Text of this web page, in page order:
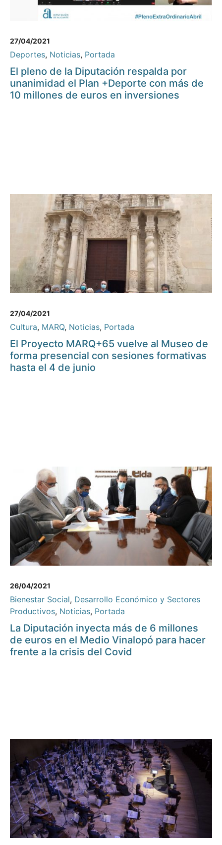
27/04/2021
Deportes, Noticias, Portada
El pleno de la Diputación respalda por
unanimidad el Plan +Deporte con más de
10 millones de euros en inversiones
27/04/2021
Cultura, MARQ, Noticias, Portada
El Proyecto MARQ+65 vuelve al Museo de
forma presencial con sesiones formativas
hasta el 4 de junio
26/04/2021
Bienestar Social, Desarrollo Económico y Sectores
Productivos, Noticias, Portada
La Diputación inyecta más de 6 millones
de euros en el Medio Vinalopó para hacer
frente a la crisis del Covid